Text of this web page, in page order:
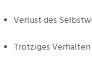
Verlust des
Trotziges Verhalten